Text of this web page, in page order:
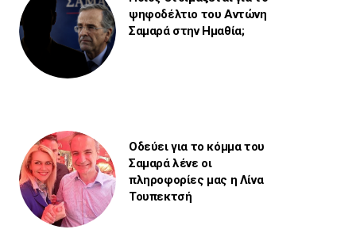
ψηφοδέλτιο του Αντώνη
Σαμαρά στην Ημαθία;
Οδεύει για το κόμμα του
Σαμαρά λένε οι
πληροφορίες μας η Λίνα
Τουπεκτσή